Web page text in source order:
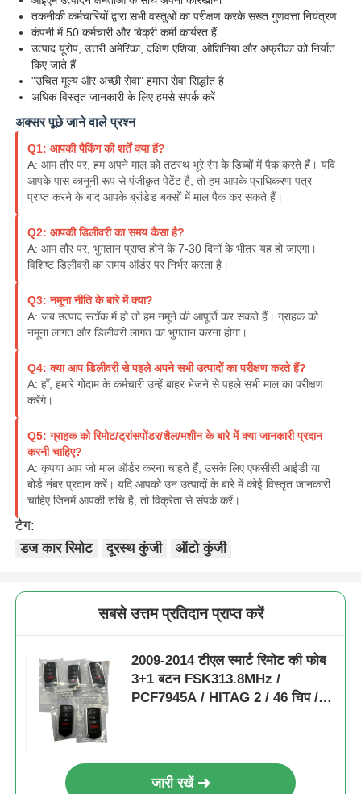
होम
उत्पाद
हमारे बारे में
फैक्टरी यात्रा
गुणवत्ता नियंत्रण
सभी मामलों
ऑटो कुंजी
कार की चाबी का खोल
तकनीकी कर्मचारियों द्वारा सभी वस्तुओं का परीक्षण करके सख्त गुणवत्ता नियंत्रण
कंपनी में 50 कर्मचारी और बिक्री कर्मी कार्यरत हैं
उत्पाद यूरोप, उत्तरी अमेरिका, दक्षिण एशिया, ओशिनिया और अफ्रीका को निर्यात
किए जाते हैं
"उचित मूल्य और अच्छी सेवा" हमारा सेवा सिद्धांत है
अधिक विस्तृत जानकारी के लिए हमसे संपर्क करें
अक्सर पूछे जाने वाले प्रश्न
Q1: आपकी पैकिंग की शर्तें क्या हैं?
A: आम तौर पर, हम अपने माल को तटस्थ भूरे रंग के डिब्बों में पैक करते हैं। यदि
आपके पास कानूनी रूप से पंजीकृत पेटेंट है, तो हम आपके प्राधिकरण पत्र
प्राप्त करने के बाद आपके ब्रांडेड बक्सों में माल पैक कर सकते हैं।
Q2: आपकी डिलीवरी का समय कैसा है?
A: आम तौर पर, भुगतान प्राप्त होने के 7-30 दिनों के भीतर यह हो जाएगा।
विशिष्ट डिलीवरी का समय ऑर्डर पर निर्भर करता है।
Q3: नमूना नीति के बारे में क्या?
A: जब उत्पाद स्टॉक में हो तो हम नमूने की आपूर्ति कर सकते हैं। ग्राहक को
नमूना लागत और डिलीवरी लागत का भुगतान करना होगा।
Q4: क्या आप डिलीवरी से पहले अपने सभी उत्पादों का परीक्षण करते हैं?
A: हाँ, हमारे गोदाम के कर्मचारी उन्हें बाहर भेजने से पहले सभी माल का परीक्षण
करेंगे।
Q5: ग्राहक को रिमोट/ट्रांसपोंडर/शैल/मशीन के बारे में क्या जानकारी प्रदान
करनी चाहिए?
A: कृपया आप जो माल ऑर्डर करना चाहते हैं, उसके लिए एफसीसी आईडी या
बोर्ड नंबर प्रदान करें। यदि आपको उन उत्पादों के बारे में कोई विस्तृत जानकारी
चाहिए जिनमें आपकी रुचि है, तो विक्रेता से संपर्क करें।
टैग:
डज कार रिमोट
दूरस्थ कुंजी ऑटो कुंजी
सबसे उत्तम प्रतिदान प्राप्त करें
2009-2014 टीएल स्मार्ट रिमोट की फोब
3+1 बटन FSK313.8MHz /
PCF7945A / HITAG 2 / 46 चिप /
जारी रखें